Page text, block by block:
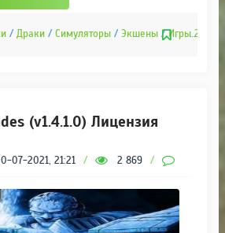
/ Драки / Симуляторы / Экшены /Игры 2020
(v1.4.1.0) Лицензия
07-2021, 21:21 / 2 869 /